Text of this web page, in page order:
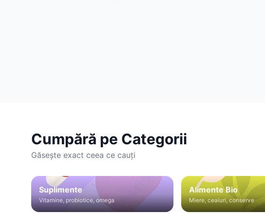
Cumpără pe Categorii
Găsește exact ceea ce cauți
Suplimente
Vitamine, probiotice, omega
Alimente Bio
Miere, ceaiuri, conserve